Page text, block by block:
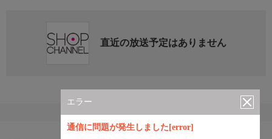
エラー
通信に問題が発生しました[error]
直近の放送予定はありません